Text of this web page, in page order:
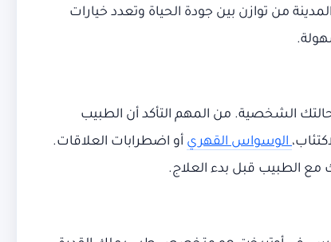
من توازن بين جودة الحياة وتعدد خيارات
الشخصية. من المهم التأكد أن الطبيب
الوسواس القهري أو اضطرابات العلاقات.
مع الطبيب قبل بدء العلاج.